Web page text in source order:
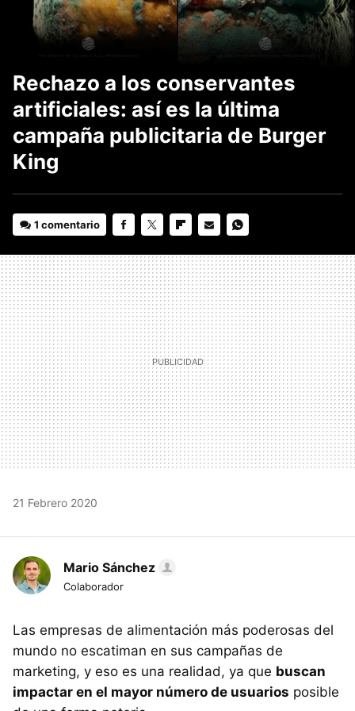
Rechazo a los conservantes
artificiales: así es la última
campaña publicitaria de Burger
King
1 comentario
MAIL
21 Febrero 2020
Mario Sánchez
Colaborador
Las empresas de alimentación más poderosas del
mundo no escatiman en sus campañas de
marketing, y eso es una realidad, ya que buscan
impactar en el mayor número de usuarios posible